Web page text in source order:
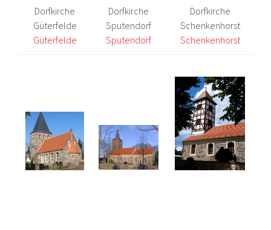
Dorfkirche
Güterfelde
Güterfelde
Dorfkirche
Sputendorf
Sputendorf
Dorfkirche
Schenkenhorst
Schenkenhorst